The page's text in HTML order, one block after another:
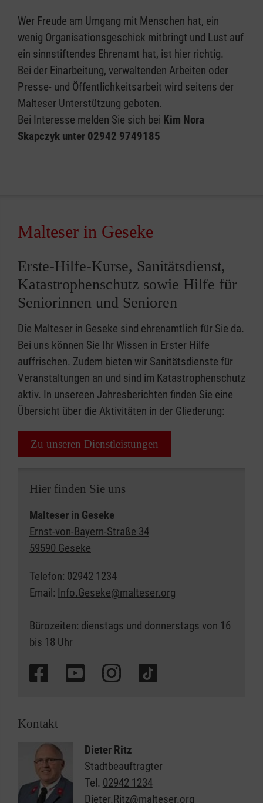
Wer Freude am Umgang mit Menschen hat, ein
wenig Organisationsgeschick mitbringt und Lust auf
ein sinnstiftendes Ehrenamt hat, ist hier richtig.
Bei der Einarbeitung, verwaltenden Arbeiten oder
Presse- und Öffentlichkeitsarbeit wird seitens der
Malteser Unterstützung geboten.
Bei Interesse melden Sie sich bei Kim Nora
Skapczyk unter 02942 9749185
Malteser in Geseke
Erste-Hilfe-Kurse, Sanitätsdienst,
Katastrophenschutz sowie Hilfe für
Seniorinnen und Senioren
Die Malteser in Geseke sind ehrenamtlich für Sie da.
Bei uns können Sie Ihr Wissen in Erster Hilfe
auffrischen. Zudem bieten wir Sanitätsdienste für
Veranstaltungen an und sind im Katastrophenschutz
aktiv. In unsereen Jahresberichten finden Sie eine
Übersicht über die Aktivitäten in der Gliederung:
Zu unseren Dienstleistungen
Hier finden Sie uns
Malteser in Geseke
Ernst-von-Bayern-Straße 34
59590 Geseke
Telefon: 02942 1234
Email: Info.Geseke@malteser.org
Bürozeiten: dienstags und donnerstags von 16
bis 18 Uhr
Kontakt
Dieter Ritz
Stadtbeauftragter
Tel. 02942 1234
Dieter.Ritz@malteser.org